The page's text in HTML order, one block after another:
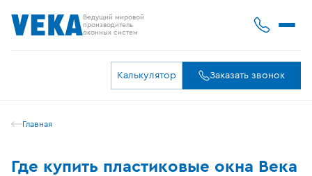
Ведущий мировой
производитель
оконных систем
Калькулятор Заказать звонок
Главная
Где купить пластиковые окна Века